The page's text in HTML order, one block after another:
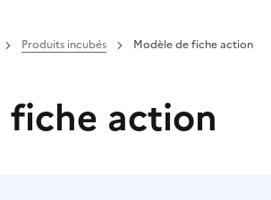
Produits incubés Modèle de fiche action
fiche action